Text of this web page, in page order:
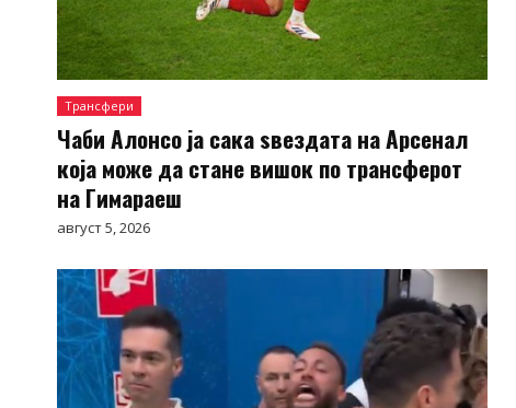
Трансфери
Чаби Алонсо ја сака ѕвездата на Арсенал
која може да стане вишок по трансферот
на Гимараеш
август 5, 2026